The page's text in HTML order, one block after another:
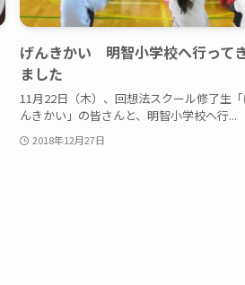
げんきかい 明智小学校へ行って
ました
11月22日（木）、回想法スクール修了生
んきかい」の皆さんと、明智小学校へ行...
2018年12月27日